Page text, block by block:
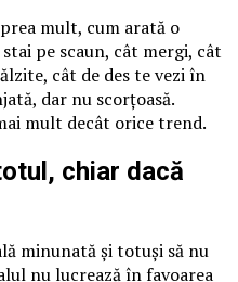
mult, cum arată o
pe scaun, cât mergi, cât
cât de des te vezi în
dar nu scorțoasă.
mult decât orice trend.
chiar dacă
minunată și totuși să nu
nu lucrează în favoarea